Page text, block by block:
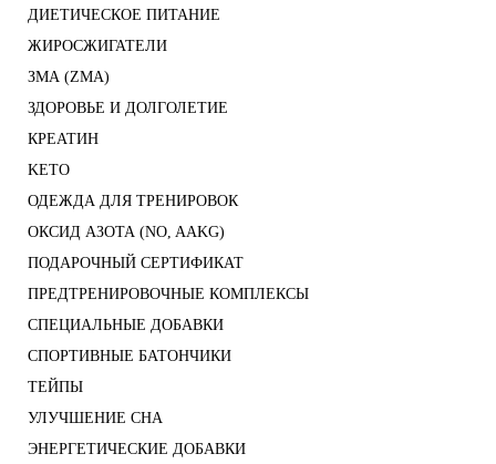
ДИЕТИЧЕСКОЕ ПИТАНИЕ
ЖИРОСЖИГАТЕЛИ
ЗМА (ZMA)
ЗДОРОВЬЕ И ДОЛГОЛЕТИЕ
КРЕАТИН
KETO
ОДЕЖДА ДЛЯ ТРЕНИРОВОК
ОКСИД АЗОТА (NO, AAKG)
ПОДАРОЧНЫЙ СЕРТИФИКАТ
ПРЕДТРЕНИРОВОЧНЫЕ КОМПЛЕКСЫ
СПЕЦИАЛЬНЫЕ ДОБАВКИ
СПОРТИВНЫЕ БАТОНЧИКИ
ТЕЙПЫ
УЛУЧШЕНИЕ СНА
ЭНЕРГЕТИЧЕСКИЕ ДОБАВКИ